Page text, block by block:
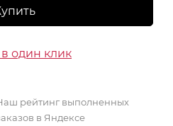
один клик
рейтинг выполненных
в Яндексе